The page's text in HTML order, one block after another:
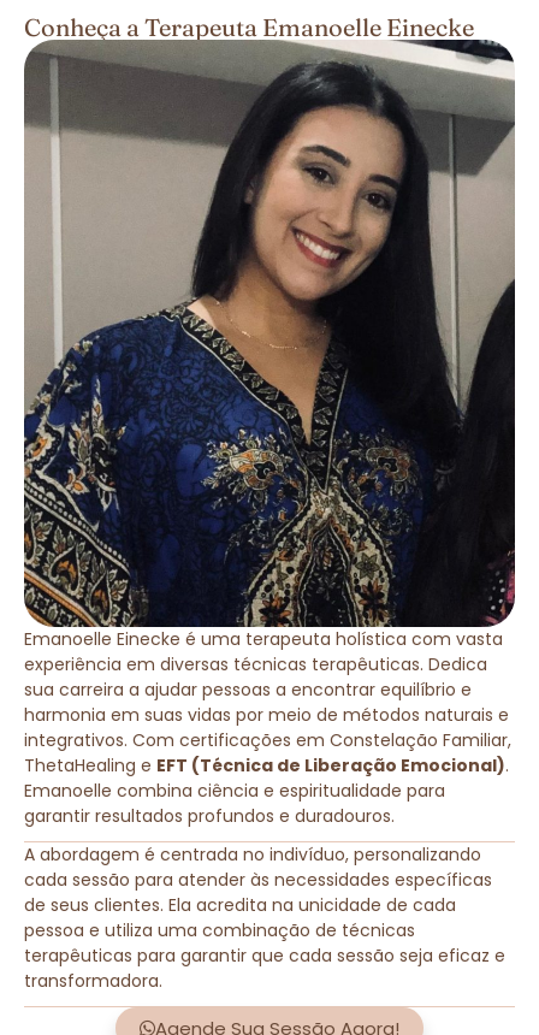
Conheça a Terapeuta Emanoelle Einecke
Emanoelle Einecke é uma terapeuta holística com vasta
experiência em diversas técnicas terapêuticas. Dedica
sua carreira a ajudar pessoas a encontrar equilíbrio e
harmonia em suas vidas por meio de métodos naturais e
integrativos. Com certificações em Constelação Familiar,
ThetaHealing e EFT (Técnica de Liberação Emocional).
Emanoelle combina ciência e espiritualidade para
garantir resultados profundos e duradouros.
A abordagem é centrada no indivíduo, personalizando
cada sessão para atender às necessidades específicas
de seus clientes. Ela acredita na unicidade de cada
pessoa e utiliza uma combinação de técnicas
terapêuticas para garantir que cada sessão seja eficaz e
transformadora.
Agende Sua Sessão Agora!